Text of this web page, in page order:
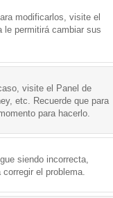
modificarlos, visite el
le permitirá cambiar sus
visite el Panel de
etc. Recuerde que para
para hacerlo.
siendo incorrecta,
el problema.